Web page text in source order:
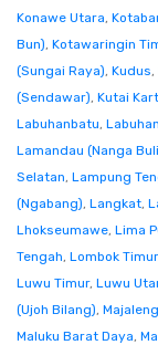
Konawe Utara,
Bun), Kotawaringin
(Sungai Raya), Kudus,
(Sendawar), Kutai
Labuhanbatu,
Lamandau (Nanga
Selatan, Lampung
(Ngabang), Langkat,
Lhokseumawe, Lima
Tengah, Lombok Timur
Luwu Timur, Luwu
(Ujoh Bilang),
Maluku Barat Daya,